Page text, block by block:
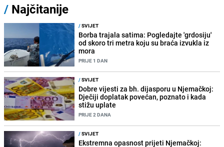
/ Najčitanije
/SVIJET
Borba trajala satima: Pogledajte 'grdosiju'
od skoro tri metra koju su braća izvukla iz
mora
PRIJE 1 DAN
/SVIJET
Dobre vijesti za bh. dijasporu u Njemačkoj:
Dječiji doplatak povećan, poznato i kada
stižu uplate
PRIJE 2 DANA
/SVIJET
Ekstremna opasnost prijeti Njemačkoj: